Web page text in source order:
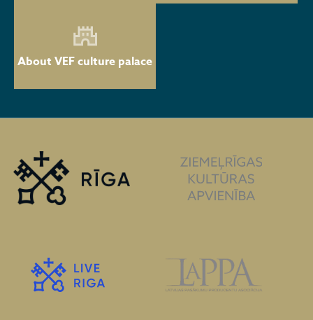
About VEF culture palace